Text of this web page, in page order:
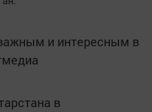
и интересным в
в